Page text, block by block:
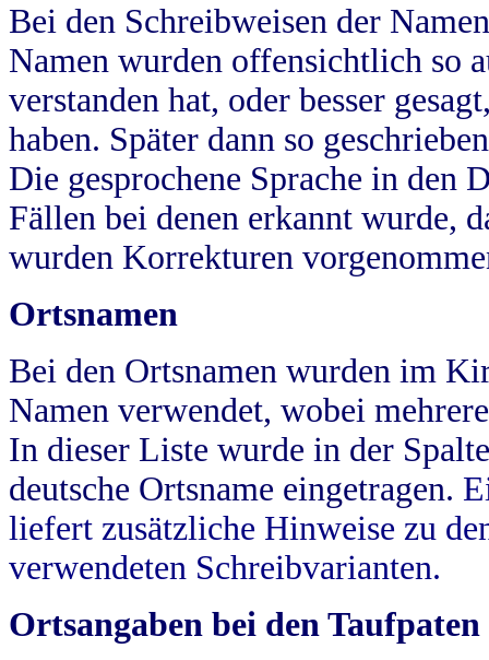
Bei den Schreibweisen der
Namen wurden offensichtlich so
verstanden hat, oder besser
haben. Später dann so
Die gesprochene Sprache in
Fällen bei denen erkannt wurde,
wurden Korrekturen
Ortsnamen
Bei den Ortsnamen wurden im
Namen verwendet, wobei
In dieser Liste wurde in der
deutsche Ortsname eingetragen.
liefert zusätzliche Hinweise zu
verwendeten Schreibvarianten.
Ortsangaben bei den Taufpaten